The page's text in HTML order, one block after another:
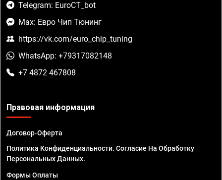
Telegram: EuroCT_bot
Max: Евро Чип Тюнинг
https://vk.com/euro_chip_tuning
WhatsApp: +79317082148
+7 4872 467808
Правовая информация
Договор-Оферта
Политика Конфиденциальности. Согласие На Обработку
Персональных Данных.
Формы Оплаты